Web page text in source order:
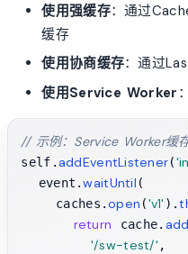
使用强缓存：通过
缓存
使用协商缓存：通过
使用Service Worker
// 示例：Service Worker缓
self. addEventListener(
  event.
waitUntil (
    caches.
open ('v1' ).
return cache.
'/sw-test/' ,